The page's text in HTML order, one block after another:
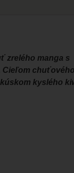
zrelého manga s
Cieľom chuťového
kyslého